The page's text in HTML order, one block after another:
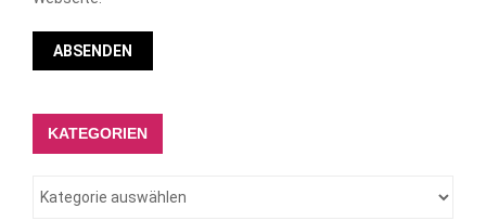
KATEGORIEN